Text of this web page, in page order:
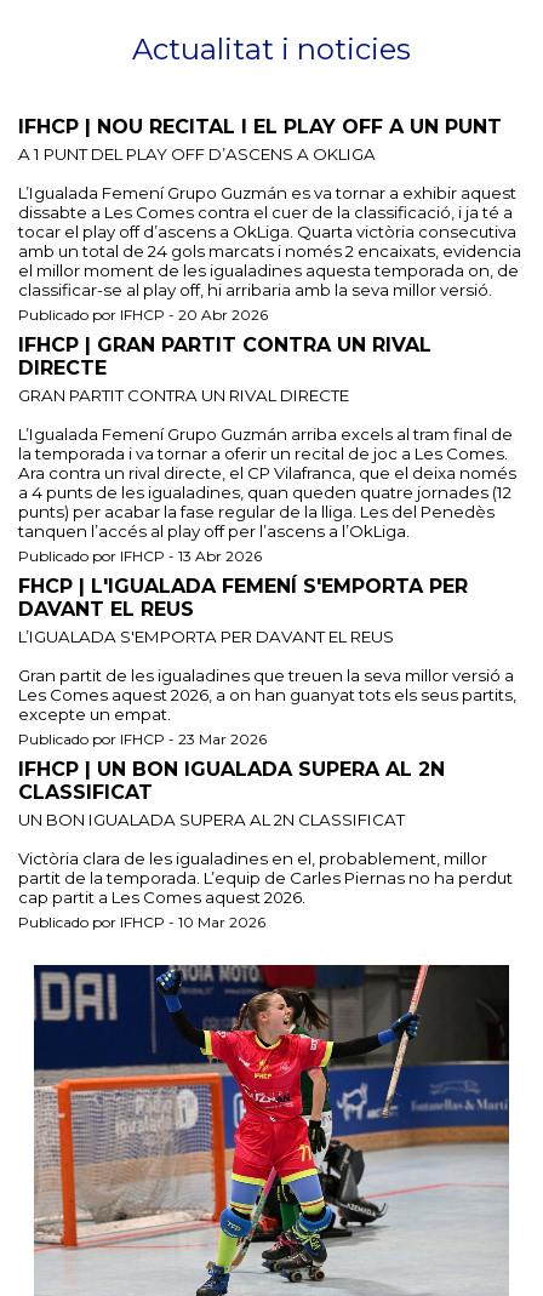
Actualitat i noticies
IFHCP | NOU RECITAL I EL PLAY OFF A UN PUNT
A 1 PUNT DEL PLAY OFF D’ASCENS A OKLIGA
L’Igualada Femení Grupo Guzmán es va tornar a exhibir aquest
dissabte a Les Comes contra el cuer de la classificació, i ja té a
tocar el play off d’ascens a OkLiga. Quarta victòria consecutiva
amb un total de 24 gols marcats i només 2 encaixats, evidencia
el millor moment de les igualadines aquesta temporada on, de
classificar-se al play off, hi arribaria amb la seva millor versió.
Publicado por IFHCP - 20 Abr 2026
IFHCP | GRAN PARTIT CONTRA UN RIVAL
DIRECTE
GRAN PARTIT CONTRA UN RIVAL DIRECTE
L’Igualada Femení Grupo Guzmán arriba excels al tram final de
la temporada i va tornar a oferir un recital de joc a Les Comes.
Ara contra un rival directe, el CP Vilafranca, que el deixa només
a 4 punts de les igualadines, quan queden quatre jornades (12
punts) per acabar la fase regular de la lliga. Les del Penedès
tanquen l’accés al play off per l’ascens a l’OkLiga.
Publicado por IFHCP - 13 Abr 2026
FHCP | L'IGUALADA FEMENÍ S'EMPORTA PER
DAVANT EL REUS
L’IGUALADA S'EMPORTA PER DAVANT EL REUS
Gran partit de les igualadines que treuen la seva millor versió a
Les Comes aquest 2026, a on han guanyat tots els seus partits,
excepte un empat.
Publicado por IFHCP - 23 Mar 2026
IFHCP | UN BON IGUALADA SUPERA AL 2N
CLASSIFICAT
UN BON IGUALADA SUPERA AL 2N CLASSIFICAT
Victòria clara de les igualadines en el, probablement, millor
partit de la temporada. L’equip de Carles Piernas no ha perdut
cap partit a Les Comes aquest 2026.
Publicado por IFHCP - 10 Mar 2026